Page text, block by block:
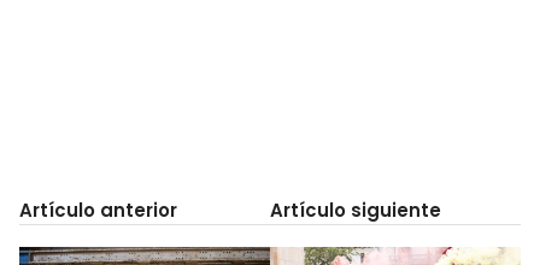
Artículo anterior Artículo siguiente